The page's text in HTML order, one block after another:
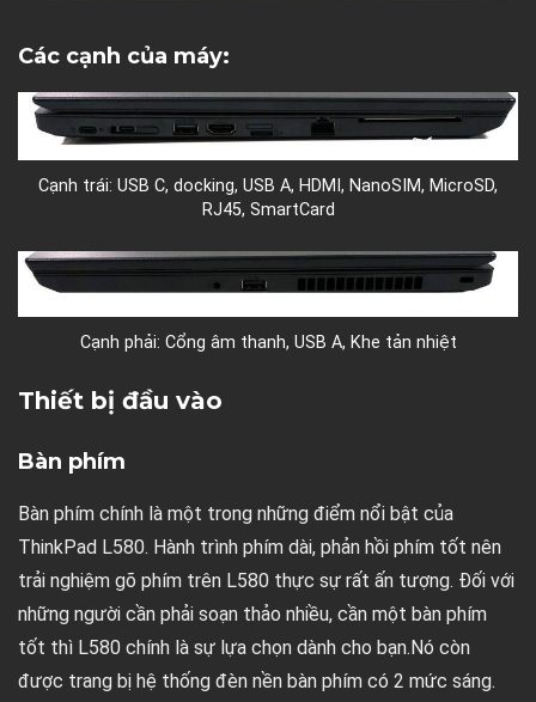
Các cạnh của máy:
Cạnh trái: USB C, docking, USB A, HDMI, NanoSIM, MicroSD,
RJ45, SmartCard
Cạnh phải: Cổng âm thanh, USB A, Khe tản nhiệt
Thiết bị đầu vào
Bàn phím
Bàn phím chính là một trong những điểm nổi bật của
ThinkPad L580. Hành trình phím dài, phản hồi phím tốt nên
trải nghiệm gõ phím trên L580 thực sự rất ấn tượng. Đối với
những người cần phải soạn thảo nhiều, cần một bàn phím
tốt thì L580 chính là sự lựa chọn dành cho bạn.Nó còn
được trang bị hệ thống đèn nền bàn phím có 2 mức sáng.